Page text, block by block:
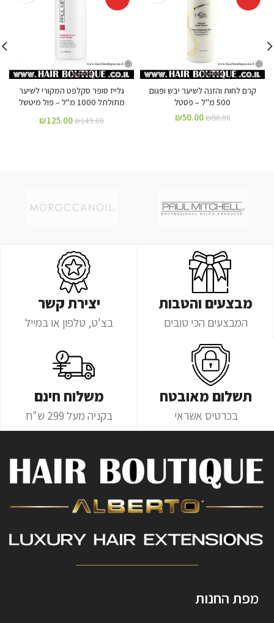
קרם לחות והזנה לשיער יבש ופגום
500 מ"ל – פסטל
₪80.00
₪50.00
גלייז סופר סקלפט המקורי לשיער
מתולתל 1000 מ"ל – פול מיטשל
₪149.00
₪125.00
מבצעים והטבות
המבצעים הכי טובים
יצירת קשר
בצ'ט, טלפון או במייל
תשלום מאובטח
בכרטיס אשראי
משלוח חינם
בקניה מעל 299 ש"ח
מפת החנות